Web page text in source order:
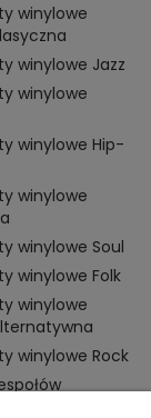
winylowe
winylowe Jazz
winylowe
winylowe Hip-
winylowe
winylowe Soul
winylowe Folk
winylowe
winylowe Rock